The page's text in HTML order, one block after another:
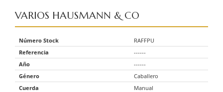
VARIOS HAUSMANN & CO
Número Stock
RAFFPU
Referencia
------
Año
------
Género
Caballero
Cuerda
Manual